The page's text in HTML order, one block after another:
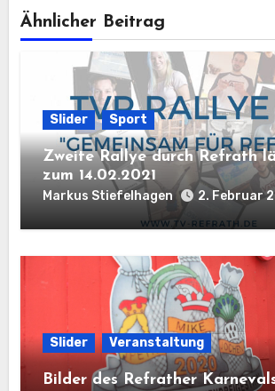
Ähnlicher Beitrag
Slider Sport
Zweite Rallye durch Refrath
zum 14.02.2021
Markus Stiefelhagen 2. Februar
Slider Veranstaltung
Bilder des Refrather